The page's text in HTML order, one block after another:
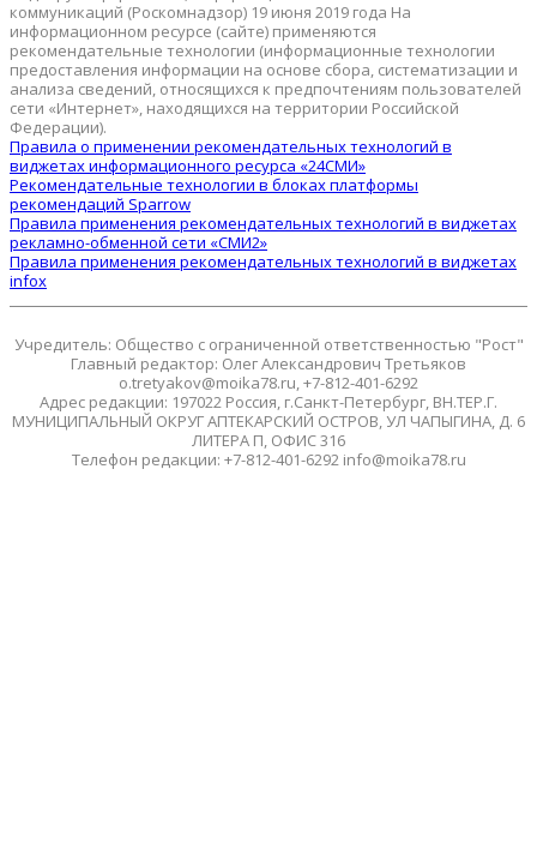
коммуникаций (Роскомнадзор) 19 июня 2019 года На
информационном ресурсе (сайте) применяются
рекомендательные технологии (информационные технологии
предоставления информации на основе сбора, систематизации и
анализа сведений, относящихся к предпочтениям пользователей
сети «Интернет», находящихся на территории Российской
Федерации).
Правила о применении рекомендательных технологий в
виджетах информационного ресурса «24СМИ»
Рекомендательные технологии в блоках платформы
рекомендаций Sparrow
Правила применения рекомендательных технологий в виджетах
рекламно-обменной сети «СМИ2»
Правила применения рекомендательных технологий в виджетах
infox
Учредитель: Общество с ограниченной ответственностью "Рост"
Главный редактор: Олег Александрович Третьяков
o.tretyakov@moika78.ru, +7-812-401-6292
Адрес редакции: 197022 Россия, г.Санкт-Петербург, ВН.ТЕР.Г.
МУНИЦИПАЛЬНЫЙ ОКРУГ АПТЕКАРСКИЙ ОСТРОВ, УЛ ЧАПЫГИНА, Д. 6
ЛИТЕРА П, ОФИС 316
Телефон редакции: +7-812-401-6292 info@moika78.ru